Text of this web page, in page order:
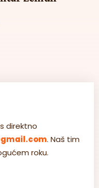
direktno
. Naš tim
roku.